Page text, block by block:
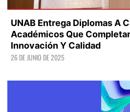
UNAB Entrega Diplomas A
Académicos Que
Innovación Y Calidad
26 DE JUNIO DE 2025